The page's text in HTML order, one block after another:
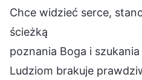
Chce widzieć serce,
ścieżką
poznania Boga i
Ludziom brakuje